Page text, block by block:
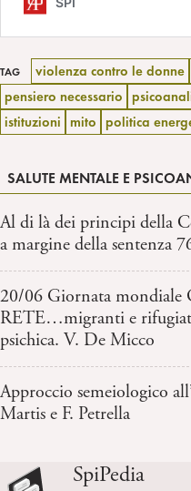
TAG violenza contro le donne
pensiero necessario
istituzioni
mito politica
SALUTE MENTALE E
Al di là dei principi della
a margine della sentenza
20/06 Giornata
RETE…migranti e
psichica. V. De Micco
Approccio semeiologico
Martis e F. Petrella
SpiPedia